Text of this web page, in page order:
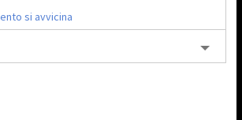
si avvicina